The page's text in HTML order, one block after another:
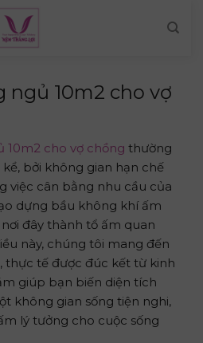
ngủ 10m2 cho vợ
cho vợ chồng thường
bởi không gian hạn chế
việc cân bằng nhu cầu của
dựng bầu không khí ấm
đây thành tổ ấm quan
này, chúng tôi mang đến
thực tế được đúc kết từ kinh
giúp bạn biến diện tích
không gian sống tiện nghi,
lý tưởng cho cuộc sống